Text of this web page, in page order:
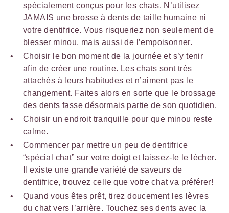
spécialement conçus pour les chats. N’utilisez
JAMAIS une brosse à dents de taille humaine ni
votre dentifrice. Vous risqueriez non seulement de
blesser minou, mais aussi de l’empoisonner.
Choisir le bon moment de la journée et s’y tenir
afin de créer une routine. Les chats sont très
attachés à leurs habitudes et n’aiment pas le
changement. Faites alors en sorte que le brossage
des dents fasse désormais partie de son quotidien.
Choisir un endroit tranquille pour que minou reste
calme.
Commencer par mettre un peu de dentifrice
“spécial chat” sur votre doigt et laissez-le le lécher.
Il existe une grande variété de saveurs de
dentifrice, trouvez celle que votre chat va préférer!
Quand vous êtes prêt, tirez doucement les lèvres
du chat vers l’arrière. Touchez ses dents avec la